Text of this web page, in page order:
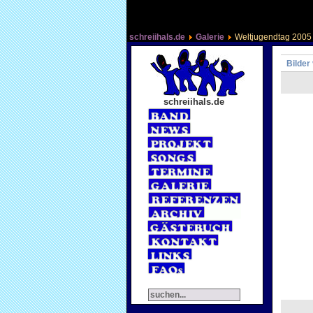
schreiihals.de Galerie Weltjugendtag 2005
schreiihals.de
Bilder